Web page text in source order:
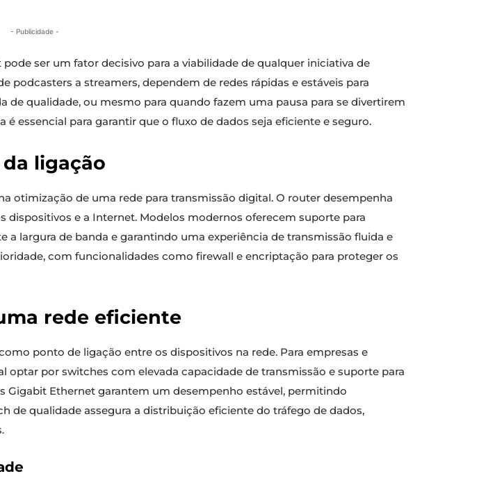
- Publicidade -
ser um fator decisivo para a viabilidade de qualquer iniciativa de
podcasters a streamers, dependem de redes rápidas e estáveis para
qualidade, ou mesmo para quando fazem uma pausa para se divertirem
essencial para garantir que o fluxo de dados seja eficiente e seguro.
ligação
otimização de uma rede para transmissão digital. O router desempenha
e a Internet. Modelos modernos oferecem suporte para
largura de banda e garantindo uma experiência de transmissão fluida e
com funcionalidades como firewall e encriptação para proteger os
rede eficiente
ponto de ligação entre os dispositivos na rede. Para empresas e
por switches com elevada capacidade de transmissão e suporte para
Ethernet garantem um desempenho estável, permitindo
de qualidade assegura a distribuição eficiente do tráfego de dados,